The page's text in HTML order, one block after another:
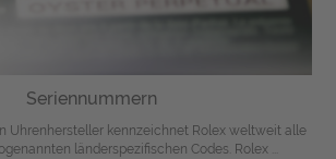
Seriennummern
Uhrenhersteller kennzeichnet Rolex weltweit alle
länderspezifischen Codes. Rolex ...